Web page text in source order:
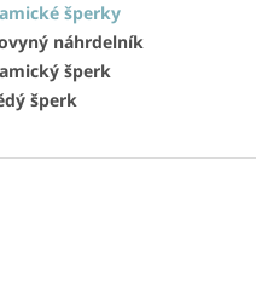
šperky
náhrdelník
šperk
šperk